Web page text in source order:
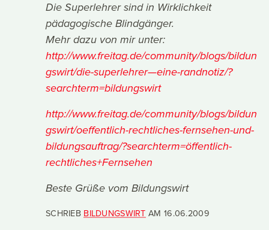
Die Superlehrer sind in Wirklichkeit
pädagogische Blindgänger.
Mehr dazu von mir unter:
http://www.freitag.de/community/blogs/bildun
gswirt/die-superlehrer—eine-randnotiz/?
searchterm=bildungswirt
http://www.freitag.de/community/blogs/bildun
gswirt/oeffentlich-rechtliches-fernsehen-und-
bildungsauftrag/?searchterm=öffentlich-
rechtliches+Fernsehen
Beste Grüße vom Bildungswirt
SCHRIEB BILDUNGSWIRT AM 16.06.2009